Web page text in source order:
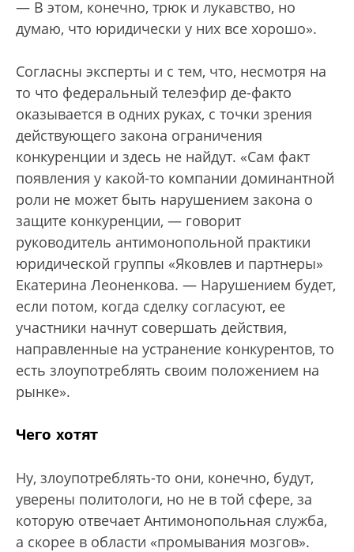
— В этом, конечно, трюк и лукавство, но
думаю, что юридически у них все хорошо».
Согласны эксперты и с тем, что, несмотря на
то что федеральный телеэфир де-факто
оказывается в одних руках, с точки зрения
действующего закона ограничения
конкуренции и здесь не найдут. «Сам факт
появления у какой-то компании доминантной
роли не может быть нарушением закона о
защите конкуренции, — говорит
руководитель антимонопольной практики
юридической группы «Яковлев и партнеры»
Екатерина Леоненкова. — Нарушением будет,
если потом, когда сделку согласуют, ее
участники начнут совершать действия,
направленные на устранение конкурентов, то
есть злоупотреблять своим положением на
рынке».
Чего хотят
Ну, злоупотреблять-то они, конечно, будут,
уверены политологи, но не в той сфере, за
которую отвечает Антимонопольная служба,
а скорее в области «промывания мозгов».